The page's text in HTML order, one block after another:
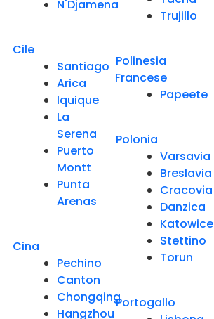
N'Djamena
Cile
Santiago
Arica
Iquique
La
Serena
Puerto
Montt
Punta
Arenas
Cina
Pechino
Canton
Chongqing
Hangzhou
Trujillo
Polinesia
Francese
Papeete
Polonia
Varsavia
Breslavia
Cracovia
Danzica
Katowice
Stettino
Torun
Portogallo